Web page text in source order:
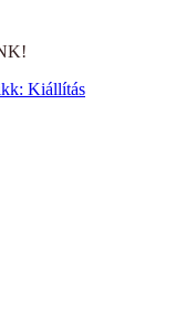
Kiállítás